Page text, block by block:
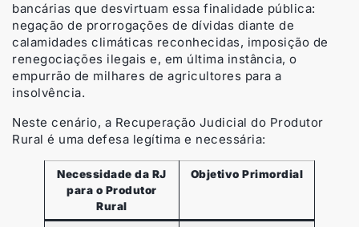
bancárias que desvirtuam essa finalidade pública:
negação de prorrogações de dívidas diante de
calamidades climáticas reconhecidas, imposição de
renegociações ilegais e, em última instância, o
empurrão de milhares de agricultores para a
insolvência.
Neste cenário, a Recuperação Judicial do Produtor
Rural é uma defesa legítima e necessária:
Necessidade da RJ
para o Produtor
Rural
Objetivo Primordial